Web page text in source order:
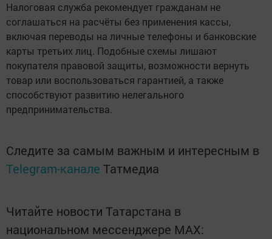
Налоговая служба рекомендует гражданам не
соглашаться на расчёты без применения кассы,
включая переводы на личные телефоны и банковские
карты третьих лиц. Подобные схемы лишают
покупателя правовой защиты, возможности вернуть
товар или воспользоваться гарантией, а также
способствуют развитию нелегального
предпринимательства.
Следите за самым важным и интересным в
Telegram-канале Татмедиа
Читайте новости Татарстана в
национальном мессенджере MАХ: